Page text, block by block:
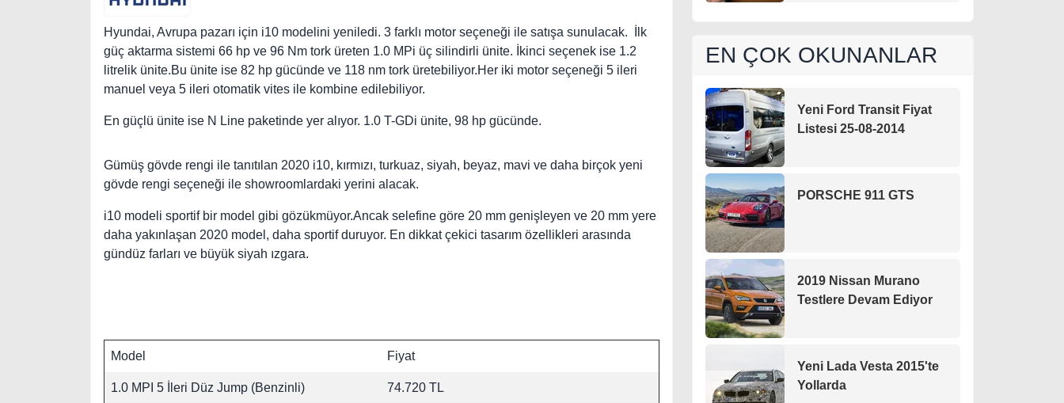
Hyundai, Avrupa pazarı için i10 modelini yeniledi. 3 farklı motor seçeneği ile satışa sunulacak. İlk
güç aktarma sistemi 66 hp ve 96 Nm tork üreten 1.0 MPi üç silindirli ünite. İkinci seçenek ise 1.2
litrelik ünite.Bu ünite ise 82 hp gücünde ve 118 nm tork üretebiliyor.Her iki motor seçeneği 5 ileri
manuel veya 5 ileri otomatik vites ile kombine edilebiliyor.
En güçlü ünite ise N Line paketinde yer alıyor. 1.0 T-GDi ünite, 98 hp gücünde.
Gümüş gövde rengi ile tanıtılan 2020 i10, kırmızı, turkuaz, siyah, beyaz, mavi ve daha birçok yeni
gövde rengi seçeneği ile showroomlardaki yerini alacak.
i10 modeli sportif bir model gibi gözükmüyor.Ancak selefine göre 20 mm genişleyen ve 20 mm yere
daha yakınlaşan 2020 model, daha sportif duruyor. En dikkat çekici tasarım özellikleri arasında
gündüz farları ve büyük siyah ızgara.
Model Fiyat
1.0 MPI 5 İleri Düz Jump (Benzinli) 74.720 TL
EN ÇOK OKUNANLAR
Yeni Ford Transit Fiyat
Listesi 25-08-2014
PORSCHE 911 GTS
2019 Nissan Murano
Testlere Devam Ediyor
Yeni Lada Vesta 2015'te
Yollarda